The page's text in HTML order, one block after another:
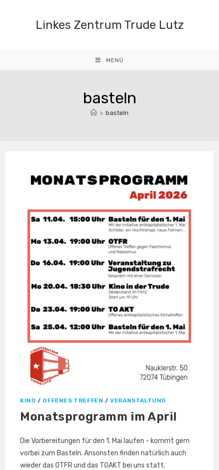
Linkes Zentrum Trude Lutz
MENÜ
basteln
> basteln
KINO / OFFENES TREFFEN /VERANSTALTUNG
Monatsprogramm im April
Die Vorbereitungen für den 1. Mai laufen - kommt gern
vorbei zum Basteln. Ansonsten finden natürlich auch
wieder das OTFR und das TOAKT bei uns statt.